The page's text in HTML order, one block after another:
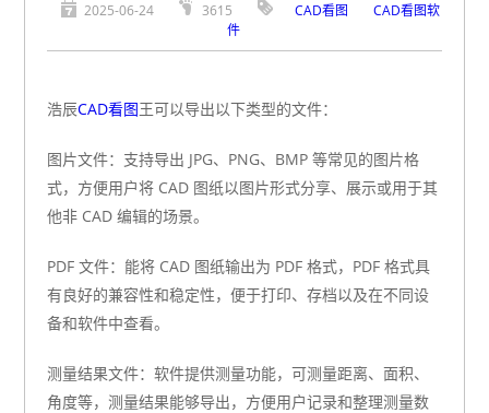
2025-06-24 3615 CAD看图
CAD看图软
件
浩辰CAD看图王可以导出以下类型的文件：
图片文件：支持导出 JPG、PNG、BMP 等常见的图片格
式，方便用户将 CAD 图纸以图片形式分享、展示或用于其
他非 CAD 编辑的场景。
PDF 文件：能将 CAD 图纸输出为 PDF 格式，PDF 格式具
有良好的兼容性和稳定性，便于打印、存档以及在不同设
备和软件中查看。
测量结果文件：软件提供测量功能，可测量距离、面积、
角度等，测量结果能够导出，方便用户记录和整理测量数